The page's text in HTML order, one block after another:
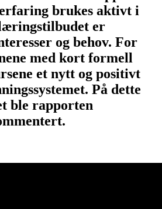
brukes aktivt i
er
og behov. For
med kort formell
et nytt og positivt
På dette
ble rapporten